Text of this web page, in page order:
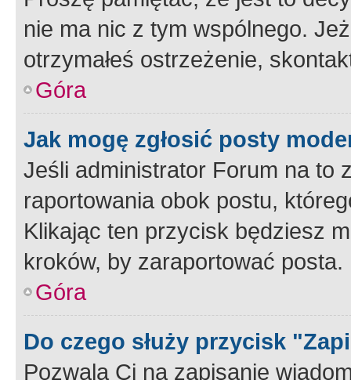
nie ma nic z tym wspólnego.
otrzymałeś ostrzeżenie,
Góra
Jak mogę zgłosić posty
Jeśli administrator Forum na to
raportowania obok postu,
Klikając ten przycisk będziesz
kroków, by zaraportować posta.
Góra
Do czego służy przycisk
Pozwala Ci na zapisanie